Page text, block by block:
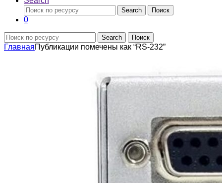
Search Поиск
0
Search Поиск
ГлавнаяПубликации помечены как “RS-232”